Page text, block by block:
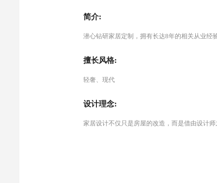
简介:
潜心钻研家居定制，拥有长达8年的相关从业经
擅长风格:
轻奢、现代
设计理念:
家居设计不仅只是房屋的改造，而是借由设计